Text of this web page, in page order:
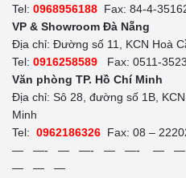
Tel: 0968956188 Fax: 84-4-
VP & Showroom Đà Nẵng
Địa chỉ: Đường số 11, KCN Hoà
Tel: 0916258589 Fax: 0511-
Văn phòng TP. Hồ Chí Minh
Địa chỉ: Sô 28, đường số 1B,
Minh
Tel: 0962186326 Fax: 08 –
— —- — —- — —- —
— — —